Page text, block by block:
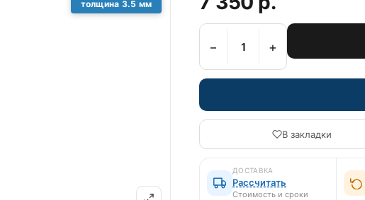
толщина 3.5 мм
− +
В закладки
ДОСТАВКА
Рассчитать
Стоимость и сроки